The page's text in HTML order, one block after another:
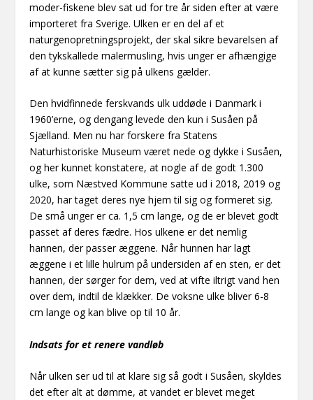
moder-fiskene blev sat ud for tre år siden efter at være
importeret fra Sverige. Ulken er en del af et
naturgenopretningsprojekt, der skal sikre bevarelsen af
den tykskallede malermusling, hvis unger er afhængige
af at kunne sætter sig på ulkens gælder.
Den hvidfinnede ferskvands ulk uddøde i Danmark i
1960’erne, og dengang levede den kun i Susåen på
Sjælland. Men nu har forskere fra Statens
Naturhistoriske Museum været nede og dykke i Susåen,
og her kunnet konstatere, at nogle af de godt 1.300
ulke, som Næstved Kommune satte ud i 2018, 2019 og
2020, har taget deres nye hjem til sig og formeret sig.
De små unger er ca. 1,5 cm lange, og de er blevet godt
passet af deres fædre. Hos ulkene er det nemlig
hannen, der passer æggene. Når hunnen har lagt
æggene i et lille hulrum på undersiden af en sten, er det
hannen, der sørger for dem, ved at vifte iltrigt vand hen
over dem, indtil de klækker. De voksne ulke bliver 6-8
cm lange og kan blive op til 10 år.
Indsats for et renere vandløb
Når ulken ser ud til at klare sig så godt i Susåen, skyldes
det efter alt at dømme, at vandet er blevet meget